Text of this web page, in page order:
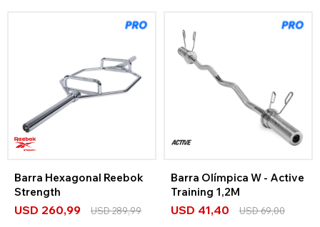
Barra Hexagonal Reebok
Strength
USD 260,99 USD289,99
Barra Olímpica W - Active
Training 1,2M
USD 41,40 USD69,00